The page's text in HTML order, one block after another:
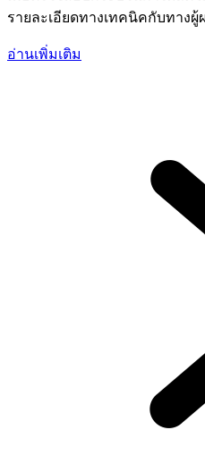
รายละเอียดทางเทคนิคกับทางผู้
อ่านเพิ่มเติม